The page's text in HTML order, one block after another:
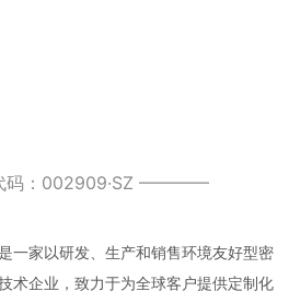
：002909·SZ ————
一家以研发、生产和销售环境友好型密
术企业，致力于为全球客户提供定制化